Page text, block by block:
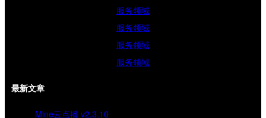
服务领域
服务领域
服务领域
服务领域
最新文章
Mine云点播 v2.3.10